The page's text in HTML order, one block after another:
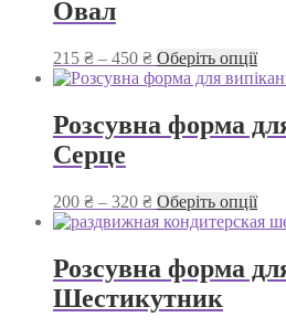
на
Овал
215 ₴ – 450 ₴Діапазон
цін:
215 ₴
до
Оберіть опціїЦей
на
Розсувна форма
Серце
200 ₴ – 320 ₴Діапазон
цін:
200 ₴
до
320 ₴
Оберіть опціїЦей
Розсувна форма
Шестикутник